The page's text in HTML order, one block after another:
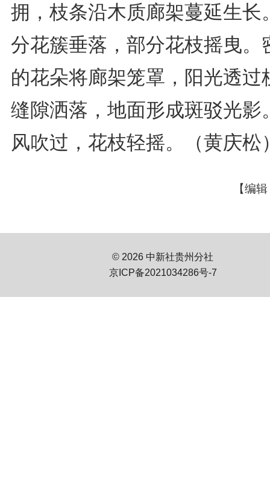
拥，枝条沿木质廊架蔓延生长
分花簇垂落，部分花枝摇曳。
的花朵将廊架笼罩，阳光透过
缝隙洒落，地面形成斑驳光影
风吹过，花枝轻摇。（黄庆松
【编
© 2026 中新社贵州分社
京ICP备2021034286号-7